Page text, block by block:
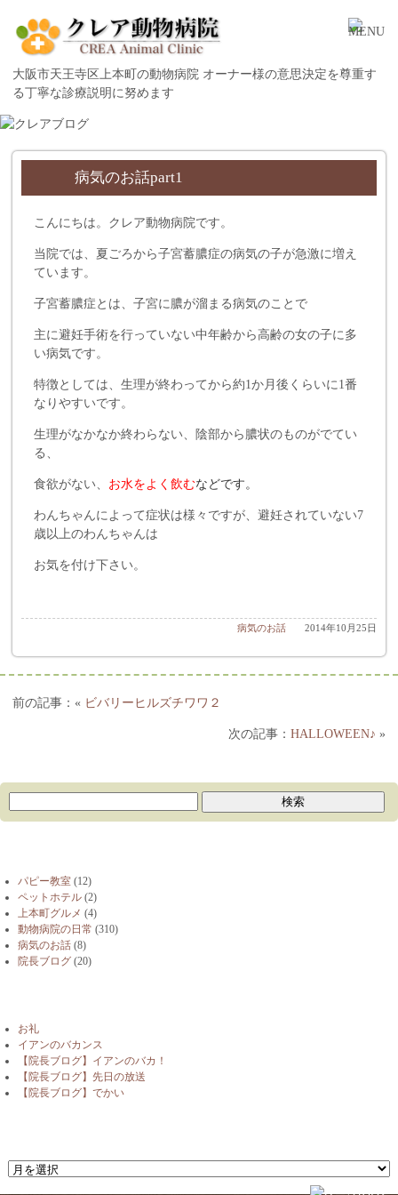
大阪市天王寺区上本町の動物病院 オーナー様の意思決定を尊重す
る丁寧な診療説明に努めます
病気のお話part1
こんにちは。クレア動物病院です。
当院では、夏ごろから子宮蓄膿症の病気の子が急激に増え
ています。
子宮蓄膿症とは、子宮に膿が溜まる病気のことで
主に避妊手術を行っていない中年齢から高齢の女の子に多
い病気です。
特徴としては、生理が終わってから約1か月後くらいに1番
なりやすいです。
生理がなかなか終わらない、陰部から膿状のものがでてい
る、
食欲がない、 お水をよく飲むなどです。
わんちゃんによって症状は様々ですが、避妊されていない7
歳以上のわんちゃんは
お気を付け下さい。
2014年10月25日
病気のお話
« ビバリーヒルズチワワ２
HALLOWEEN♪ »
パピー教室 (12)
ペットホテル (2)
上本町グルメ (4)
動物病院の日常 (310)
病気のお話 (8)
院長ブログ (20)
お礼
イアンのバカンス
【院長ブログ】イアンのバカ！
【院長ブログ】先日の放送
【院長ブログ】でかい
月
別
ア